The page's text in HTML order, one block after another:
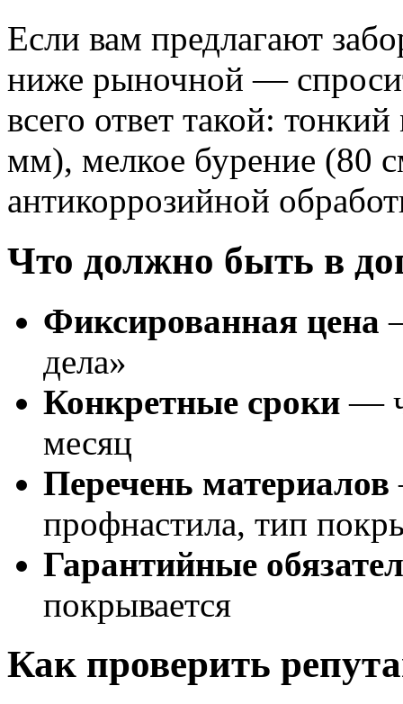
Если вам предлагают
ниже рыночной —
всего ответ такой:
мм), мелкое бурение (80
антикоррозийной
Что должно быть в
Фиксированная цена
дела»
Конкретные сроки —
месяц
Перечень материалов
профнастила, тип
Гарантийные
покрывается
Как проверить